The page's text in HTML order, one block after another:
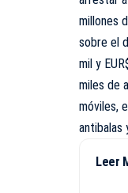
millones
sobre el
mil y
miles de
móviles,
antibalas
Leer